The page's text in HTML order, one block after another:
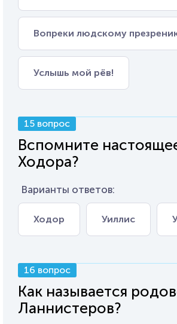
Вопреки людскому
Услышь мой рёв!
15 вопрос
Вспомните
Ходора?
Варианты ответов:
Ходор Уиллис
16 вопрос
Как называется
Ланнистеров?